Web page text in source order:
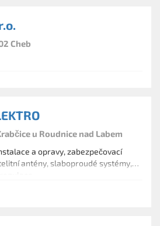
Cheb
u Roudnice nad Labem
a opravy, zabezpečovací
antény, slaboproudé systémy,